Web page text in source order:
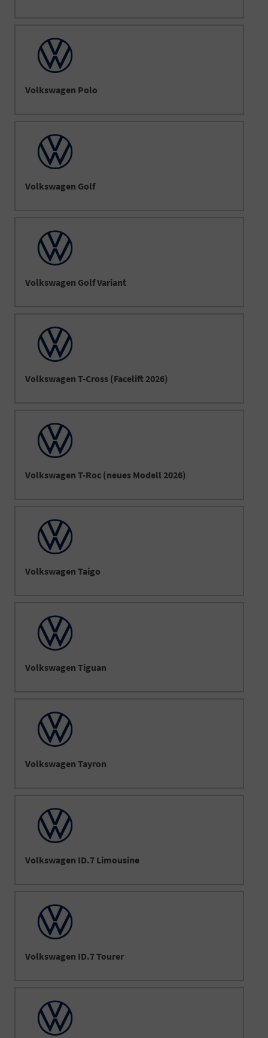
Volkswagen Polo
Volkswagen Golf
Volkswagen Golf Variant
Volkswagen T-Cross (Facelift 2026)
Volkswagen T-Roc (neues Modell 2026)
Volkswagen Taigo
Volkswagen Tiguan
Volkswagen Tayron
Volkswagen ID.7 Limousine
Volkswagen ID.7 Tourer